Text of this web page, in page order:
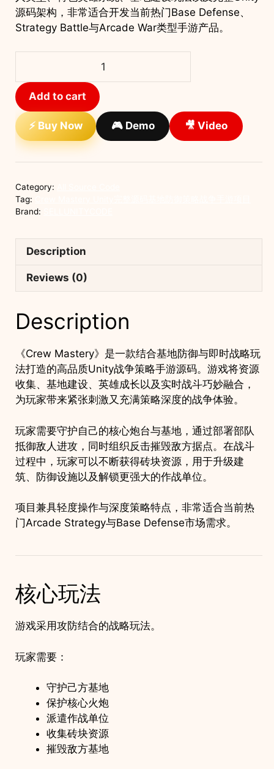
源码架构，非常适合开发当前热门Base Defense、
Strategy Battle与Arcade War类型手游产品。
Unity
完
整
源
码
基
防
御
略
项
quantity
Add to cart
⚡ Buy Now 🎮 Demo 🎥 Video
Category:
Tag:
Brand:
Description
Reviews (0)
Description
《Crew Mastery》是一款结合基地防御与即时战略玩
法打造的高品质Unity战争策略手游源码。游戏将资源
收集、基地建设、英雄成长以及实时战斗巧妙融合，
为玩家带来紧张刺激又充满策略深度的战争体验。
玩家需要守护自己的核心炮台与基地，通过部署部队
抵御敌人进攻，同时组织反击摧毁敌方据点。在战斗
过程中，玩家可以不断获得砖块资源，用于升级建
筑、防御设施以及解锁更强大的作战单位。
项目兼具轻度操作与深度策略特点，非常适合当前热
门Arcade Strategy与Base Defense市场需求。
核心玩法
游戏采用攻防结合的战略玩法。
玩家需要：
守护己方基地
保护核心火炮
派遣作战单位
收集砖块资源
摧毁敌方基地